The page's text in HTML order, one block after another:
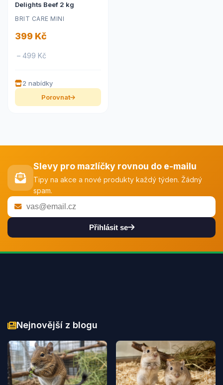
Delights Beef 2 kg
BRIT CARE MINI
399 Kč
– 499 Kč
2 nabídky
Porovnat
Slevy pro mazlíčky rovnou do e-mailu
Tipy na akce a nové produkty každý týden. Žádný
spam.
Přihlásit se
Nejnovější z blogu